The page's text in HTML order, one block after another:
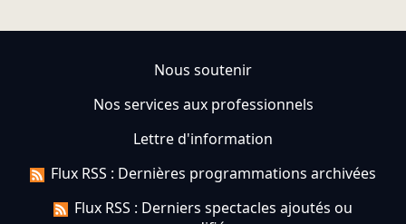
Nous soutenir
Nos services aux professionnels
Lettre d'information
Flux RSS : Dernières programmations archivées
Flux RSS : Derniers spectacles ajoutés ou